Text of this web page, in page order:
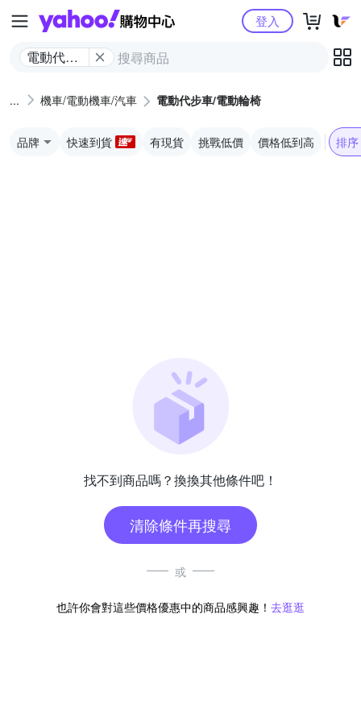
Yahoo購物中心
電動代步
椅
登入
機車/電動機車/汽車 電動代步車/電動輪椅
品牌 快速到貨 有現貨 挑戰低價 價格低到高 排序
找不到商品嗎？換換其他條件吧！
清除條件再搜尋
或
也許你會對這些價格優惠中的商品感興趣！ 去逛逛